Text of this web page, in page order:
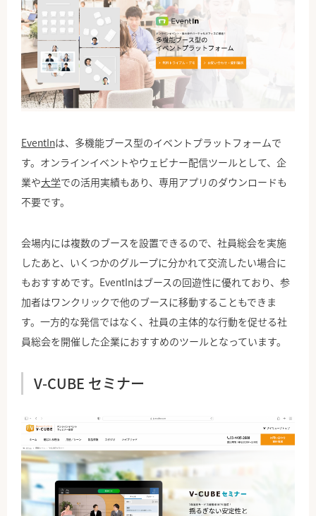
EventInは、多機能ブース型のイベントプラットフォームで
す。オンラインイベントやウェビナー配信ツールとして、企
業や大学での活用実績もあり、専用アプリのダウンロードも
不要です。
会場内には複数のブースを設置できるので、社員総会を実施
したあと、いくつかのグループに分かれて交流したい場合に
もおすすめです。EventInはブースの回遊性に優れており、参
加者はワンクリックで他のブースに移動することもできま
す。一方的な発信ではなく、社員の主体的な行動を促せる社
員総会を開催した企業におすすめのツールとなっています。
V-CUBE セミナー